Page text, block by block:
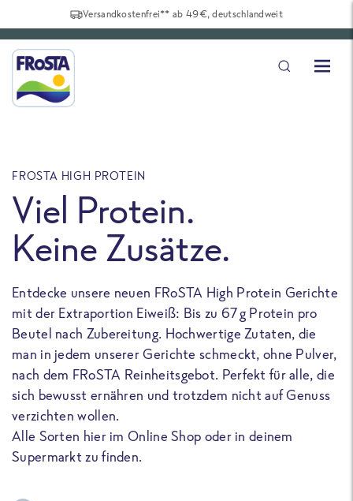
Versandkostenfrei** ab 49€, deutschlandweit
FROSTA HIGH PROTEIN
Viel Protein.
Keine Zusätze.
Entdecke unsere neuen FRoSTA High Protein Gerichte
mit der Extraportion Eiweiß: Bis zu 67 g Protein pro
Beutel nach Zubereitung. Hochwertige Zutaten, die
man in jedem unserer Gerichte schmeckt, ohne Pulver,
nach dem FRoSTA Reinheitsgebot. Perfekt für alle, die
sich bewusst ernähren und trotzdem nicht auf Genuss
verzichten wollen.
Alle Sorten hier im Online Shop oder in deinem
Supermarkt zu finden.